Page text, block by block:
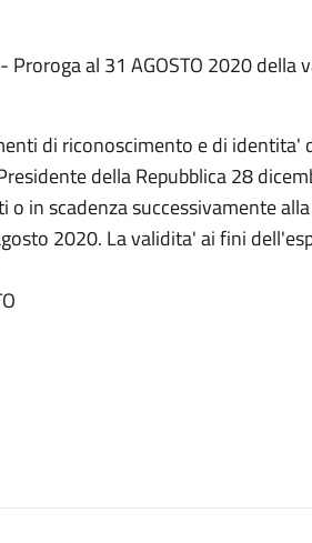
Proroga al 31 AGOSTO 2020
di riconoscimento e di identita'
della Repubblica 28
in scadenza successivamente
2020. La validita' ai fini